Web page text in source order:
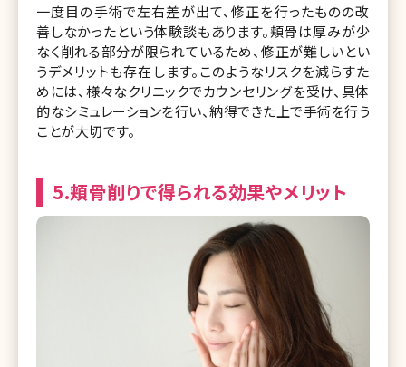
一度目の手術で左右差が出て、修正を行ったものの改
善しなかったという体験談もあります。頬骨は厚みが少
なく削れる部分が限られているため、修正が難しいとい
うデメリットも存在します。このようなリスクを減らすた
めには、様々なクリニックでカウンセリングを受け、具体
的なシミュレーションを行い、納得できた上で手術を行う
ことが大切です。
5.頬骨削りで得られる効果やメリット